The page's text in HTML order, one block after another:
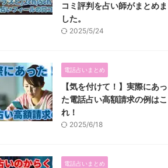
コミ評判を占い師がまとめま
した。
2025/5/24
電話占いまとめ
【気を付けて！】実際にあっ
た電話占い高額請求の例はこ
れ！
2025/6/18
電話占いまとめ